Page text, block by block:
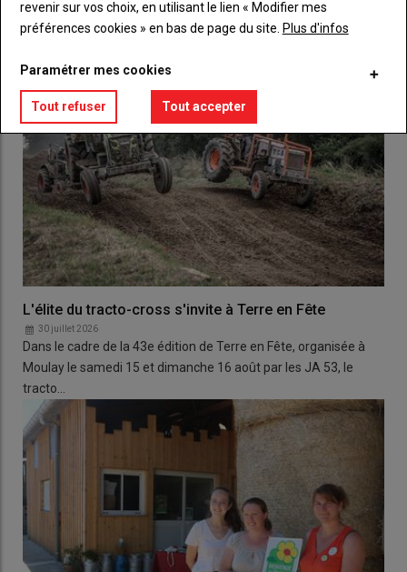
L'élite du tracto-cross s'invite à Terre en Fête
30 juillet 2026
Dans le cadre de la 43e édition de Terre en Fête, organisée à
Moulay le samedi 15 et dimanche 16 août par les JA 53, le
tracto…
revenir sur vos choix, en utilisant le lien « Modifier mes
préférences cookies » en bas de page du site. Plus d'infos
Paramétrer mes cookies
Tout refuser Tout accepter